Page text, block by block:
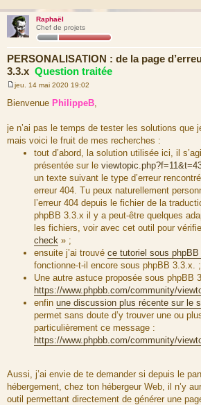
Raphaël
Chef de projets
PERSONALISATION : de la page
3.3.x Question traitée
M
s
g
e
jeu. 14 mai 2020 19:02
Bienvenue PhilippeB
je n’ai pas le temps de tester les solutions que
mais voici le fruit de mes recherches :
tout d’abord, la solution utilisée ici, il
présentée sur le
un texte suivant le type d’erreur
erreur 404. Tu peux naturellement
l’erreur 404 depuis le fichier de la
phpBB 3.3.x il y a peut-être quelques
les fichiers, voir avec cet outil pour
check » ;
ensuite j’ai trouvé ce tutoriel sous phpBB
fonctionne-t-il encore sous phpBB 3.3.x. ;
Une autre astuce proposée sous phpBB
https://www.phpbb.com/community/
enfin une discussion plus récente sur le
permet sans doute d’y trouver une ou
particulièrement ce message :
https://www.phpbb.com/community/
Aussi, j’ai envie de te demander si depuis le
hébergement, chez ton hébergeur Web, il n’y
outil permettant directement de générer une